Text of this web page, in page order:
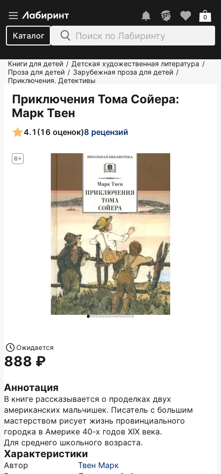
Каталог
0
Книги для детей / Детская художественная литература /
Проза для детей / Зарубежная проза для детей /
Приключения. Детективы
Приключения Тома Сойера:
Марк Твен
6+
4.1 (16 оценок)8 рецензий
Аннотация
В книге рассказывается о проделках двух
американских мальчишек. Писатель с большим
мастерством рисует жизнь провинциального
городка в Америке 40-х годов ХIХ века.
Для среднего школьного возраста.
Характеристики
Автор
Твен Марк
Ожидается
888